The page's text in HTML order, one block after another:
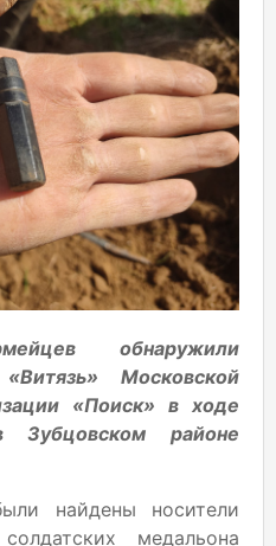
обнаружили
Московской
«Поиск» в ходе
Зубцовском районе
найдены носители
медальона